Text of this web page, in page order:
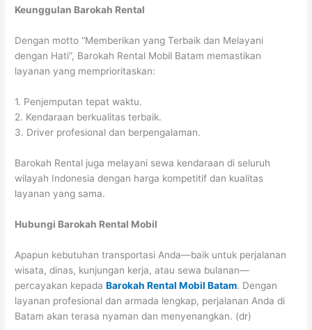
Keunggulan Barokah Rental
Dengan motto “Memberikan yang Terbaik dan Melayani
dengan Hati”, Barokah Rental Mobil Batam memastikan
layanan yang memprioritaskan:
1. Penjemputan tepat waktu.
2. Kendaraan berkualitas terbaik.
3. Driver profesional dan berpengalaman.
Barokah Rental juga melayani sewa kendaraan di seluruh
wilayah Indonesia dengan harga kompetitif dan kualitas
layanan yang sama.
Hubungi Barokah Rental Mobil
Apapun kebutuhan transportasi Anda—baik untuk perjalanan
wisata, dinas, kunjungan kerja, atau sewa bulanan—
percayakan kepadaBarokah Rental Mobil Batam. Dengan
layanan profesional dan armada lengkap, perjalanan Anda di
Batam akan terasa nyaman dan menyenangkan. (dr)